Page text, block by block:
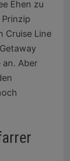
Ehen zu
Cruise Line
an. Aber